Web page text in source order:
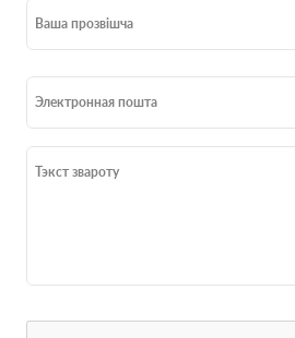
Ваша прозвішча
Электронная пошта
Тэкст звароту